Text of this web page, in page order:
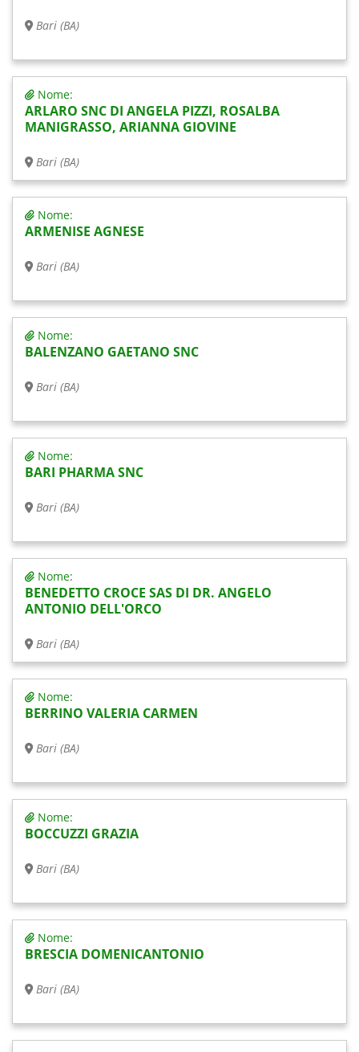
Bari (BA)
Nome:
ARLARO SNC DI ANGELA PIZZI, ROSALBA
MANIGRASSO, ARIANNA GIOVINE
Bari (BA)
Nome:
ARMENISE AGNESE
Bari (BA)
Nome:
BALENZANO GAETANO SNC
Bari (BA)
Nome:
BARI PHARMA SNC
Bari (BA)
Nome:
BENEDETTO CROCE SAS DI DR. ANGELO
ANTONIO DELL'ORCO
Bari (BA)
Nome:
BERRINO VALERIA CARMEN
Bari (BA)
Nome:
BOCCUZZI GRAZIA
Bari (BA)
Nome:
BRESCIA DOMENICANTONIO
Bari (BA)